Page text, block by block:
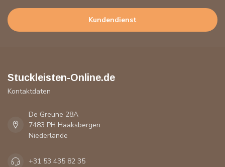
Kundendienst
Stuckleisten-Online.de
Kontaktdaten
De Greune 28A
7483 PH Haaksbergen
Niederlande
+31 53 435 82 35